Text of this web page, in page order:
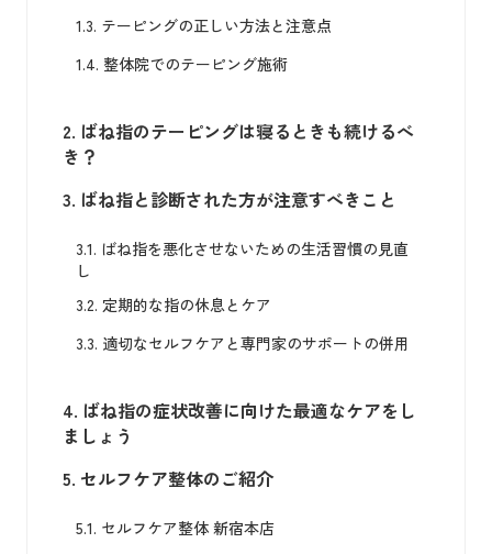
1.3. テーピングの正しい方法と注意点
1.4. 整体院でのテーピング施術
2. ばね指のテーピングは寝るときも続けるべ
き？
3. ばね指と診断された方が注意すべきこと
3.1. ばね指を悪化させないための生活習慣の見直
し
3.2. 定期的な指の休息とケア
3.3. 適切なセルフケアと専門家のサポートの併用
4. ばね指の症状改善に向けた最適なケアをし
ましょう
5. セルフケア整体のご紹介
5.1. セルフケア整体 新宿本店